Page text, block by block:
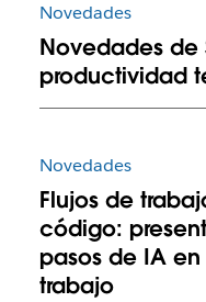
Novedades
Novedades de
productividad
Novedades
Flujos de
código:
pasos de IA
trabajo